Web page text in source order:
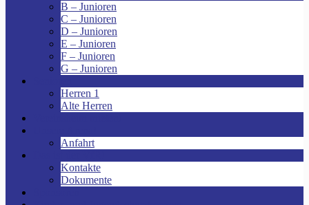
B – Junioren
C – Junioren
D – Junioren
E – Junioren
F – Junioren
G – Junioren
Herren 1
Alte Herren
Anfahrt
Kontakte
Dokumente